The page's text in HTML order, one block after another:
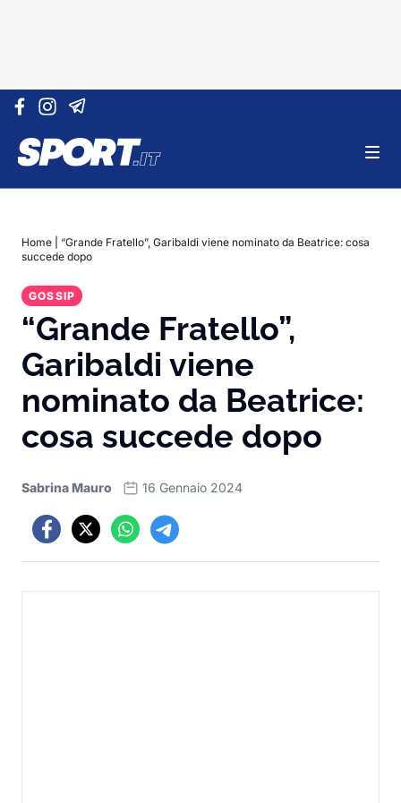
Vai al contenuto
Home
“Grande Fratello”, Garibaldi viene nominato da Beatrice: cosa
succede dopo
GOSSIP
“Grande Fratello”,
Garibaldi viene
nominato da Beatrice:
cosa succede dopo
Sabrina Mauro 16 Gennaio 2024